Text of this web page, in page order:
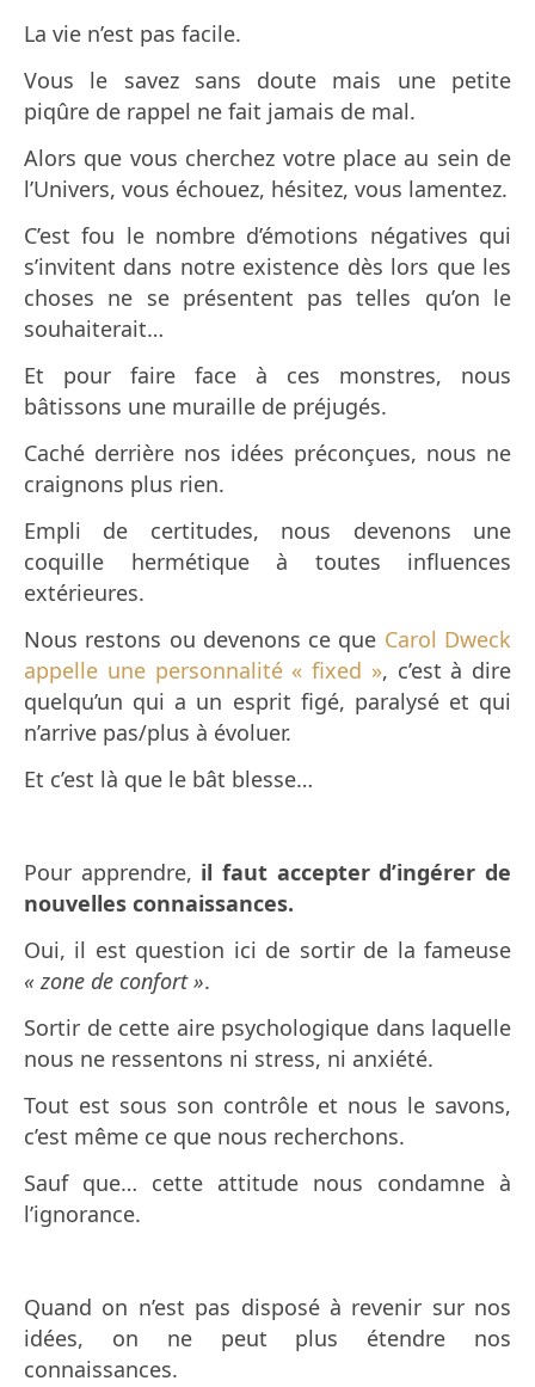
La vie n’est pas facile.
Vous le savez sans doute mais une petite
piqûre de rappel ne fait jamais de mal.
Alors que vous cherchez votre place au sein de
l’Univers, vous échouez, hésitez, vous lamentez.
C’est fou le nombre d’émotions négatives qui
s’invitent dans notre existence dès lors que les
choses ne se présentent pas telles qu’on le
souhaiterait…
Et pour faire face à ces monstres, nous
bâtissons une muraille de préjugés.
Caché derrière nos idées préconçues, nous ne
craignons plus rien.
Empli de certitudes, nous devenons une
coquille hermétique à toutes influences
extérieures.
Nous restons ou devenons ce que Carol Dweck
appelle une personnalité « fixed », c’est à dire
quelqu’un qui a un esprit figé, paralysé et qui
n’arrive pas/plus à évoluer.
Et c’est là que le bât blesse…
Pour apprendre, il faut accepter d’ingérer de
nouvelles connaissances.
Oui, il est question ici de sortir de la fameuse
« zone de confort ».
Sortir de cette aire psychologique dans laquelle
nous ne ressentons ni stress, ni anxiété.
Tout est sous son contrôle et nous le savons,
c’est même ce que nous recherchons.
Sauf que… cette attitude nous condamne à
l’ignorance.
Quand on n’est pas disposé à revenir sur nos
idées, on ne peut plus étendre nos
connaissances.